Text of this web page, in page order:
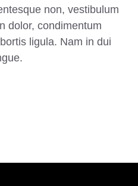
non, vestibulum
dolor, condimentum
ligula. Nam in dui